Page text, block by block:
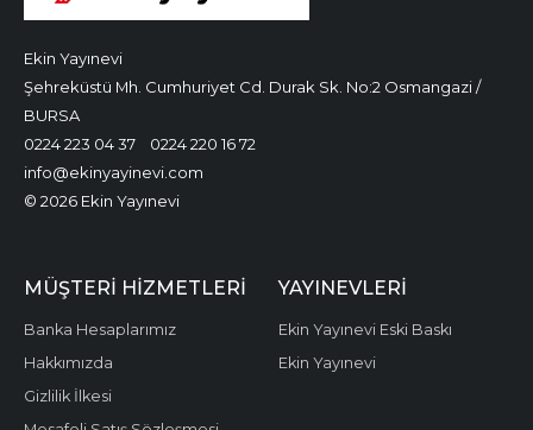
Ekin Yayınevi
Şehreküstü Mh. Cumhuriyet Cd. Durak Sk. No:2 Osmangazi /
BURSA
0224 223 04 37
0224 220 16 72
info@ekinyayinevi.com
© 2026 Ekin Yayınevi
MÜŞTERI HIZMETLERI
Banka Hesaplarımız
Hakkımızda
Gizlilik İlkesi
YAYINEVLERI
Ekin Yayınevi Eski Baskı
Ekin Yayınevi